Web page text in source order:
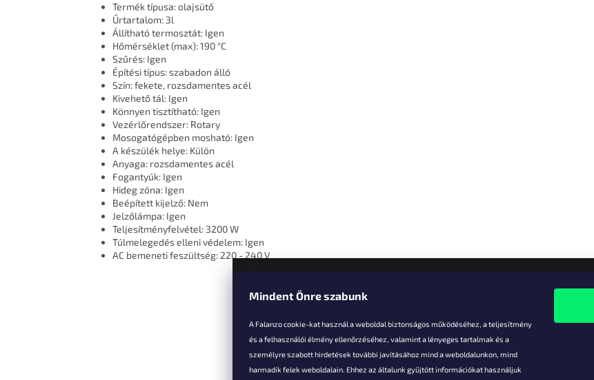
Mindent Önre szabunk
A Falanzo cookie-kat használ a weboldal biztonságos működéséhez, a teljesítmény
és a felhasználói élmény ellenőrzéséhez, valamint a lényeges tartalmak és a
személyre szabott hirdetések további javításához mind a weboldalunkon, mind
harmadik felek weboldalain. Ehhez az általunk gyűjtött információkat használjuk
Termék típusa: olajsütő
Űrtartalom: 3l
Állítható termosztát: Igen
Hőmérséklet (max): 190 °C
Szűrés: Igen
Építési típus: szabadon álló
Szín: fekete, rozsdamentes acél
Kivehető tál: Igen
Könnyen tisztítható: Igen
Vezérlőrendszer: Rotary
Mosogatógépben mosható: Igen
A készülék helye: Külön
Anyaga: rozsdamentes acél
Fogantyúk: Igen
Hideg zóna: Igen
Beépített kijelző: Nem
Jelzőlámpa: Igen
Teljesítményfelvétel: 3200 W
Túlmelegedés elleni védelem: Igen
AC bemeneti feszültség: 220 - 240 V
Vevőknek